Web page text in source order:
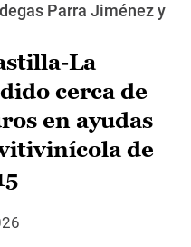
Parra Jiménez y
La
cerca de
en ayudas
de